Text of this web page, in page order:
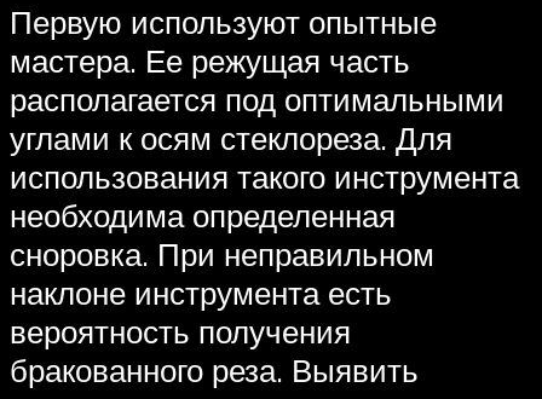
Первую используют опытные
мастера. Ее режущая часть
располагается под оптимальными
углами к осям стеклореза. Для
использования такого инструмента
необходима определенная
сноровка. При неправильном
наклоне инструмента есть
вероятность получения
бракованного реза. Выявить